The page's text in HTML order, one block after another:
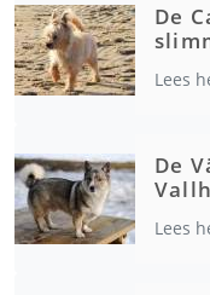
De
Lees
De
Lees